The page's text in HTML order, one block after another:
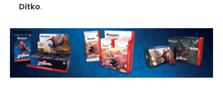
Ditko.